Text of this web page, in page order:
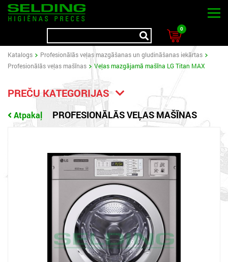
0
Katalogs
Profesionālās veļas mazgāšanas un gludināšanas iekārtas
Profesionālās veļas mašīnas
Veļas mazgājamā mašīna LG Titan MAX
PREČU KATEGORIJAS
Atpakaļ PROFESIONĀLĀS VEĻAS MAŠĪNAS